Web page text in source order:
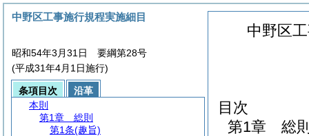
中野区
目次
第1章
総
中野区工事施行規程実施細目
昭和54年3月31日 要綱第28号
(平成31年4月1日施行)
条項目次
沿革
本則
第1章
総則
第1条(趣旨)